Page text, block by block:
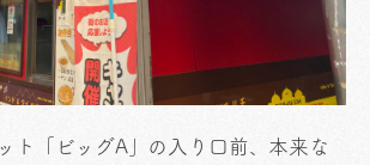
ト「ビッグA」の入り口前、本来な